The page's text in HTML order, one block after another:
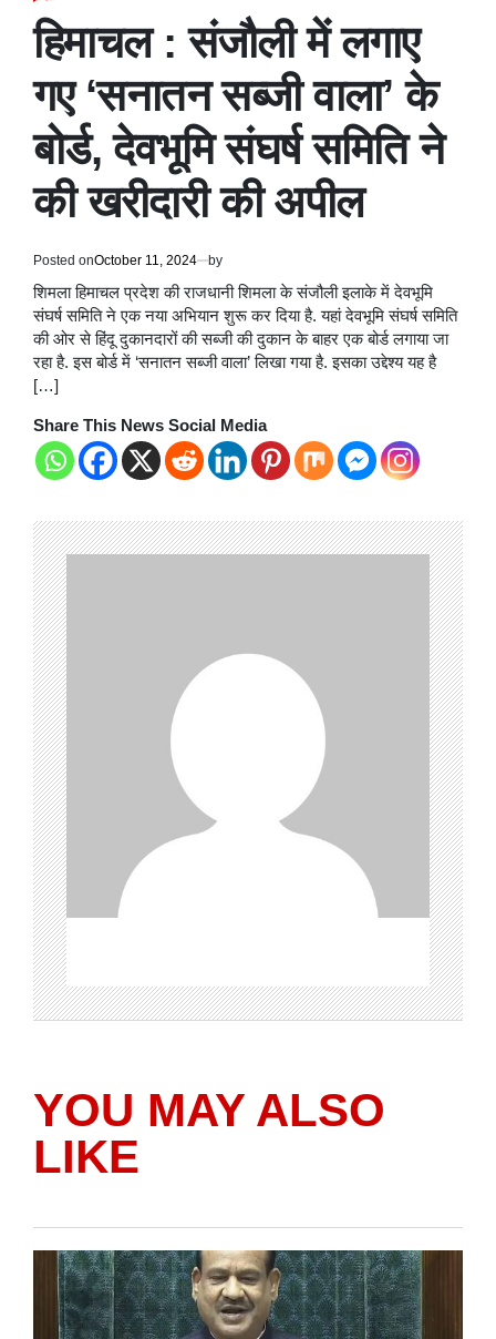
IN
हिमाचल : संजौली में लगाए
गए ‘सनातन सब्जी वाला’ के
बोर्ड, देवभूमि संघर्ष समिति ने
की खरीदारी की अपील
Posted onOctober 11, 2024 by
शिमला हिमाचल प्रदेश की राजधानी शिमला के संजौली इलाके में देवभूमि
संघर्ष समिति ने एक नया अभियान शुरू कर दिया है. यहां देवभूमि संघर्ष समिति
की ओर से हिंदू दुकानदारों की सब्जी की दुकान के बाहर एक बोर्ड लगाया जा
रहा है. इस बोर्ड में ‘सनातन सब्जी वाला’ लिखा गया है. इसका उद्देश्य यह है
[…]
Share This News Social Media
YOU MAY ALSO
LIKE